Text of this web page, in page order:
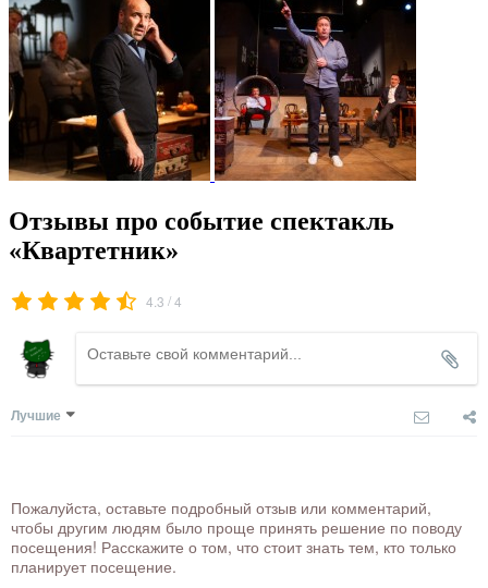
Отзывы про событие спектакль
«Квартетник»
4.3 /4
Лучшие
Пожалуйста, оставьте подробный отзыв или комментарий,
чтобы другим людям было проще принять решение по поводу
посещения! Расскажите о том, что стоит знать тем, кто только
планирует посещение.